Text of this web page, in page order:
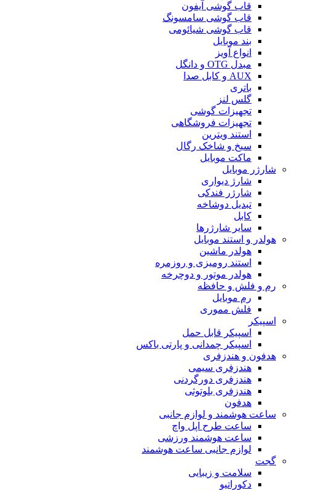
قاب گوشی آیفون
قاب گوشی سامسونگ
قاب گوشی شیائومی
بند موبایل
انواع آویز
مبدل OTG و دانگل
AUX و کابل صدا
باتری
گلس لنز
تجهیزات گوشی
تجهیزات فروشگاهی
استند ویترین
سیخ و شاخک رگال
ماکت موبایل
شارژر موبایل
شارژ دیواری
شارژر فندکی
تبدیل دوشاخه
کابل
سایر شارژرها
هولدر و استند موبایل
هولدر ماشین
استند رومیزی و روزمره
هولدر موتور و دوچرخه
رم و فلش و حافظه
رم موبایل
فلش مموری
اسپیکر
اسپیکر قابل حمل
اسپیکر چمدانی و پارتی باکس
هدفون و هندزفری
هندزفری سیمی
هندزفری دورگردنی
هندزفری بلوتوثی
هدفون
ساعت هوشمند و لوازم جانبی
ساعت طرح اپل واچ
ساعت هوشمند ورزشی
لوازم جانبی ساعت هوشمند
گجت
سلامت و زیبایی
دکوراتیو